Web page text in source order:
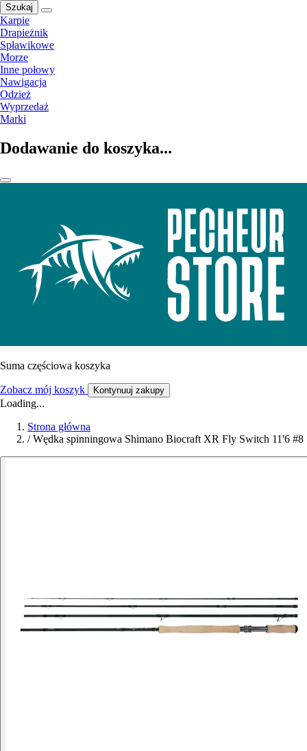
Szukaj
Karpie
Drapieżnik
Spławikowe
Morze
Inne połowy
Nawigacja
Odzież
Wyprzedaż
Marki
Dodawanie do koszyka...
Suma częściowa koszyka
Zobacz mój koszyk Kontynuuj zakupy
Loading...
Strona główna
/ Wędka spinningowa Shimano Biocraft XR Fly Switch 11'6 #8